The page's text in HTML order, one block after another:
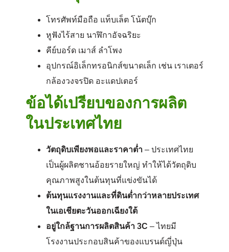
โทรศัพท์มือถือ แท็บเล็ต โน้ตบุ๊ก
หูฟังไร้สาย นาฬิกาอัจฉริยะ
คีย์บอร์ด เมาส์ ลำโพง
อุปกรณ์อิเล็กทรอนิกส์ขนาดเล็ก เช่น เราเตอร์
กล้องวงจรปิด อะแดปเตอร์
ข้อได้เปรียบของการผลิต
ในประเทศไทย
วัตถุดิบเพียงพอและราคาต่ำ – ประเทศไทย
เป็นผู้ผลิตชานอ้อยรายใหญ่ ทำให้ได้วัตถุดิบ
คุณภาพสูงในต้นทุนที่แข่งขันได้
ต้นทุนแรงงานและที่ดินต่ำกว่าหลายประเทศ
ในเอเชียตะวันออกเฉียงใต้
อยู่ใกล้ฐานการผลิตสินค้า 3C – ไทยมี
โรงงานประกอบสินค้าของแบรนด์ญี่ปุ่น